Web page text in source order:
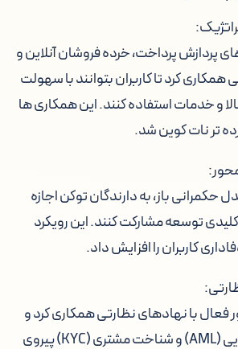
پردازش پرداخت، خرده فروشان آنلاین و
کرد تا کاربران بتوانند با سهولت
کالا و خدمات استفاده کنند. این همکاری ها
تر نات کوین شد.
حکمرانی باز، به دارندگان توکن اجازه
توسعه مشارکت کنند. این رویکرد
کاربران را افزایش داد.
فعال با نهادهای نظارتی همکاری کرد و
از قوانین ضدپولشویی (AML) و شناخت مشتری (KYC) پیروی